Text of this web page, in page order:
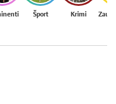
Šport Krimi